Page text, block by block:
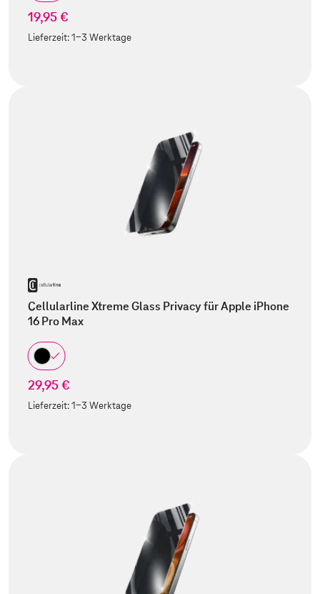
19,95 €
Lieferzeit:1-3 Werktage
Cellularline Xtreme Glass Privacy für Apple iPhone
16 Pro Max
29,95 €
Lieferzeit:1-3 Werktage